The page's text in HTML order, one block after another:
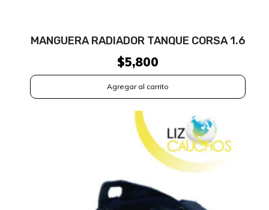
MANGUERA RADIADOR TANQUE CORSA 1.6
$5,800
Agregar al carrito